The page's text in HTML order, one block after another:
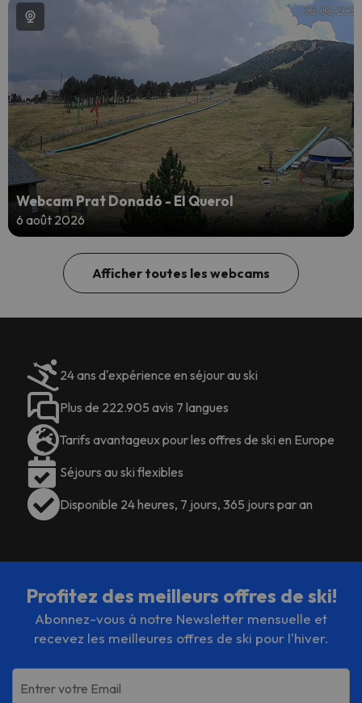
Webcam Prat Donadó - El Querol
6 août 2026
Afficher toutes les webcams
24 ans d'expérience en séjour au ski
Plus de 222.905 avis 7 langues
Tarifs avantageux pour les offres de ski en Europe
Séjours au ski flexibles
Disponible 24 heures, 7 jours, 365 jours par an
Profitez des meilleurs offres de ski!
Abonnez-vous à notre Newsletter mensuelle et
recevez les meilleures offres de ski pour l'hiver.
Entrer votre Email